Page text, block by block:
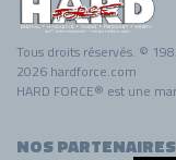
Tous droits réservés. ©
2026 hardforce.com
HARD FORCE® est une
NOS PARTENAIRES